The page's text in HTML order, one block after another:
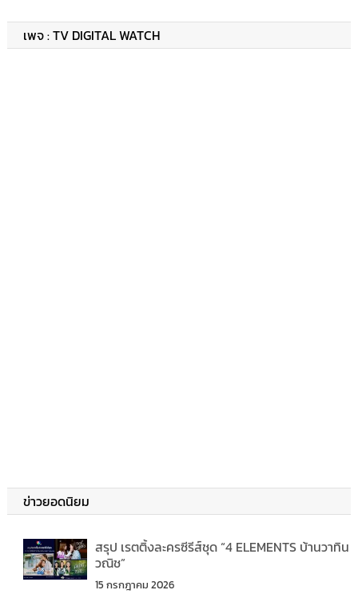
เพจ : TV DIGITAL WATCH
ข่าวยอดนิยม
สรุป เรตติ้งละครซีรีส์ชุด “4 ELEMENTS บ้านวาทิน
วณิช”
15 กรกฎาคม 2026